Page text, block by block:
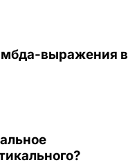
выражения в